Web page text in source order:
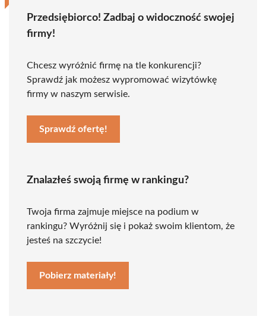
Przedsiębiorco! Zadbaj o widoczność swojej
firmy!
Chcesz wyróżnić firmę na tle konkurencji?
Sprawdź jak możesz wypromować wizytówkę
firmy w naszym serwisie.
Sprawdź ofertę!
Znalazłeś swoją firmę w rankingu?
Twoja firma zajmuje miejsce na podium w
rankingu? Wyróżnij się i pokaż swoim klientom, że
jesteś na szczycie!
Pobierz materiały!